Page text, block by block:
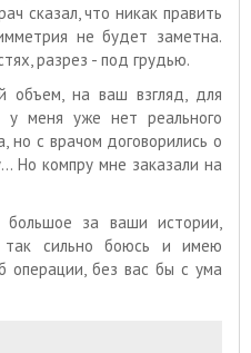
сказал, что никак править
не будет заметна.
разрез - под грудью.
объем, на ваш взгляд, для
меня уже нет реального
но с врачом договорились о
Но компру мне заказали на
большое за ваши истории,
так сильно боюсь и имею
операции, без вас бы с ума